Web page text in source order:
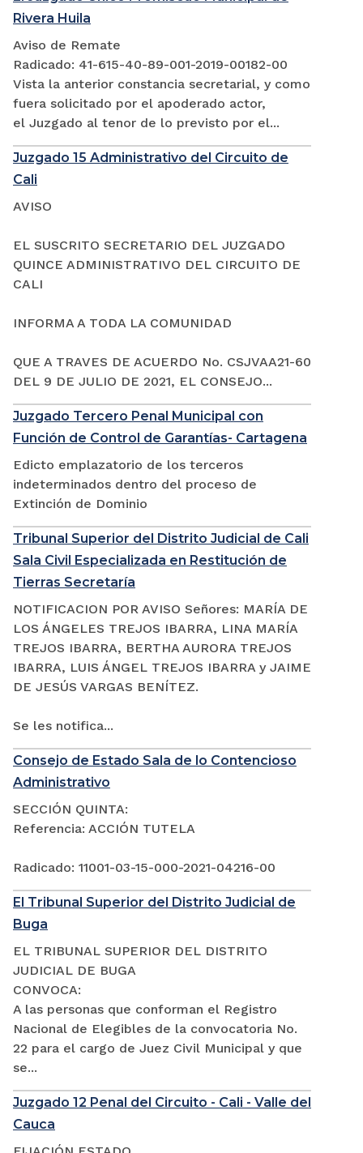
Rivera Huila
Aviso de Remate
Radicado: 41-615-40-89-001-2019-00182-00
Vista la anterior constancia secretarial, y como
fuera solicitado por el apoderado actor,
el Juzgado al tenor de lo previsto por el...
Juzgado 15 Administrativo del Circuito de
Cali
AVISO
EL SUSCRITO SECRETARIO DEL JUZGADO
QUINCE ADMINISTRATIVO DEL CIRCUITO DE
CALI
INFORMA A TODA LA COMUNIDAD
QUE A TRAVES DE ACUERDO No. CSJVAA21-60
DEL 9 DE JULIO DE 2021, EL CONSEJO...
Juzgado Tercero Penal Municipal con
Función de Control de Garantías- Cartagena
Edicto emplazatorio de los terceros
indeterminados dentro del proceso de
Extinción de Dominio
Tribunal Superior del Distrito Judicial de Cali
Sala Civil Especializada en Restitución de
Tierras Secretaría
NOTIFICACION POR AVISO Señores: MARÍA DE
LOS ÁNGELES TREJOS IBARRA, LINA MARÍA
TREJOS IBARRA, BERTHA AURORA TREJOS
IBARRA, LUIS ÁNGEL TREJOS IBARRA y JAIME
DE JESÚS VARGAS BENÍTEZ.
Se les notifica...
Consejo de Estado Sala de lo Contencioso
Administrativo
SECCIÓN QUINTA:
Referencia: ACCIÓN TUTELA
Radicado: 11001-03-15-000-2021-04216-00
El Tribunal Superior del Distrito Judicial de
Buga
EL TRIBUNAL SUPERIOR DEL DISTRITO
JUDICIAL DE BUGA
CONVOCA:
A las personas que conforman el Registro
Nacional de Elegibles de la convocatoria No.
22 para el cargo de Juez Civil Municipal y que
se...
Juzgado 12 Penal del Circuito - Cali - Valle del
Cauca